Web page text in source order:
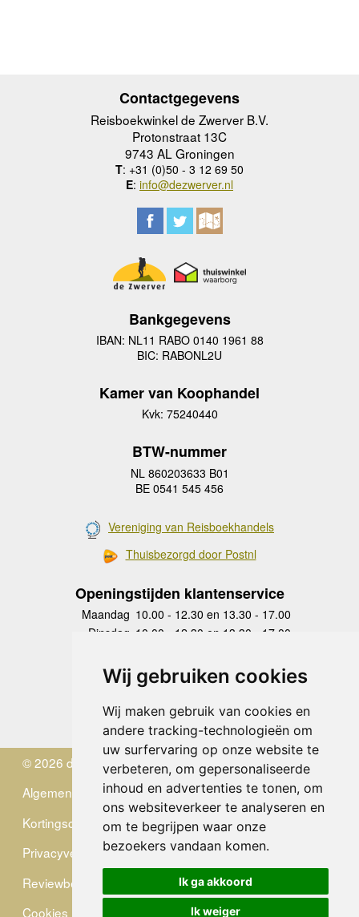
Wij gebruiken cookies
Wij maken gebruik van cookies en
andere tracking-technologieën om
uw surfervaring op onze website te
verbeteren, om gepersonaliseerde
inhoud en advertenties te tonen, om
ons websiteverkeer te analyseren en
om te begrijpen waar onze
bezoekers vandaan komen.
Ik ga akkoord
Ik weiger
Contactgegevens
Reisboekwinkel de Zwerver B.V.
Protonstraat 13C
9743 AL Groningen
T: +31 (0)50 - 3 12 69 50
E: info@dezwerver.nl
Bankgegevens
IBAN: NL11 RABO 0140 1961 88
BIC: RABONL2U
Kamer van Koophandel
Kvk: 75240440
BTW-nummer
NL 860203633 B01
BE 0541 545 456
Vereniging van Reisboekhandels
Thuisbezorgd door Postnl
Openingstijden klantenservice
Maandag 10.00 - 12.30 en 13.30 - 17.00
Dinsdag 10.00 - 12.30 en 13.30 - 17.00
Donderdag
10.00 - 12.30 en 13.30 - 17.00
Vrijdag 10.00 - 12.30 en 13.30 - 17.00
Zaterdag
gesloten
Zondag gesloten
© 2026 de Zwerver
Algemene Voorwaarden
Kortingscode
Privacyverklaring
Reviewbeleid
Cookies